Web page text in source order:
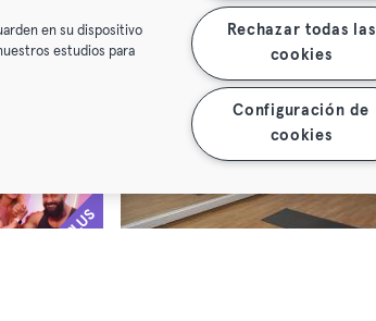
PLUS
en su dispositivo
estudios para
Rechazar todas las
cookies
Configuración de
cookies